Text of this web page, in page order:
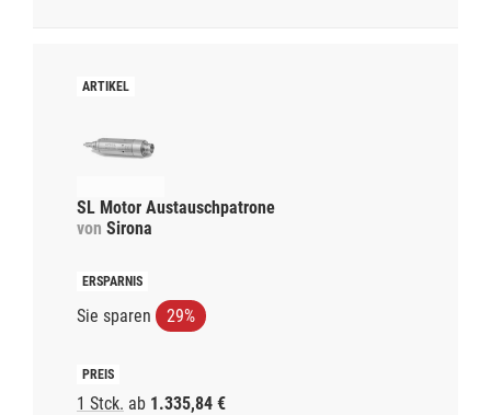
SL Motor Austauschpatrone
von Sirona
Sie sparen 29%
1 Stck. ab 1.335,84 €